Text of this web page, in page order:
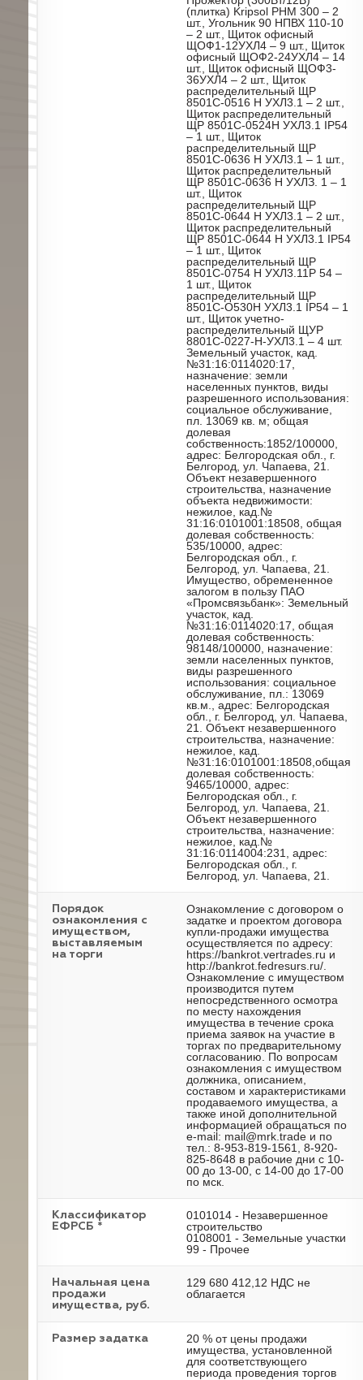
(плитка) Kripsol РНМ 300 – 2
шт., Угольник 90 НПВХ 110-10
– 2 шт., Щиток офисный
ЩОФ1-12УХЛ4 – 9 шт., Щиток
офисный ЩОФ2-24УХЛ4 – 14
шт., Щиток офисный ЩОФ3-
36УХЛ4 – 2 шт., Щиток
распределительный ЩР
8501С-0516 Н УХЛ3.1 – 2 шт.,
Щиток распределительный
ЩР 8501С-0524Н УХЛ3.1 IP54
– 1 шт., Щиток
распределительный ЩР
8501С-0636 Н УХЛ3.1 – 1 шт.,
Щиток распределительный
ЩР 8501С-0636 Н УХЛЗ. 1 – 1
шт., Щиток
распределительный ЩР
8501С-0644 Н УХЛ3.1 – 2 шт.,
Щиток распределительный
ЩР 8501С-0644 Н УХЛ3.1 IP54
– 1 шт., Щиток
распределительный ЩР
8501С-0754 Н УХЛ3.11Р 54 –
1 шт., Щиток
распределительный ЩР
8501С-О530Н УХЛ3.1 IP54 – 1
шт., Щиток учетно-
распределительный ЩУР
8801С-0227-Н-УХЛ3.1 – 4 шт.
Земельный участок, кад.
№31:16:0114020:17,
назначение: земли
населенных пунктов, виды
разрешенного использования:
социальное обслуживание,
пл. 13069 кв. м; общая
долевая
собственность:1852/100000,
адрес: Белгородская обл., г.
Белгород, ул. Чапаева, 21.
Объект незавершенного
строительства, назначение
объекта недвижимости:
нежилое, кад.№
31:16:0101001:18508, общая
долевая собственность:
535/10000, адрес:
Белгородская обл., г.
Белгород, ул. Чапаева, 21.
Имущество, обремененное
залогом в пользу ПАО
«Промсвязьбанк»: Земельный
участок, кад.
№31:16:0114020:17, общая
долевая собственность:
98148/100000, назначение:
земли населенных пунктов,
виды разрешенного
использования: социальное
обслуживание, пл.: 13069
кв.м., адрес: Белгородская
обл., г. Белгород, ул. Чапаева,
21. Объект незавершенного
строительства, назначение:
нежилое, кад.
№31:16:0101001:18508,общая
долевая собственность:
9465/10000, адрес:
Белгородская обл., г.
Белгород, ул. Чапаева, 21.
Объект незавершенного
строительства, назначение:
нежилое, кад.№
31:16:0114004:231, адрес:
Белгородская обл., г.
Белгород, ул. Чапаева, 21.
Порядок
ознакомления с
имуществом,
выставляемым
на торги
Ознакомление с договором о
задатке и проектом договора
купли-продажи имущества
осуществляется по адресу:
https://bankrot.vertrades.ru и
http://bankrot.fedresurs.ru/.
Ознакомление с имуществом
производится путем
непосредственного осмотра
по месту нахождения
имущества в течение срока
приема заявок на участие в
торгах по предварительному
согласованию. По вопросам
ознакомления с имуществом
должника, описанием,
составом и характеристиками
продаваемого имущества, а
также иной дополнительной
информацией обращаться по
e-mail: mail@mrk.trade и по
тел.: 8-953-819-1561, 8-920-
825-8648 в рабочие дни с 10-
00 до 13-00, с 14-00 до 17-00
по мск.
Классификатор
ЕФРСБ *
0101014 - Незавершенное
строительство
0108001 - Земельные участки
99 - Прочее
Начальная цена
продажи
имущества, руб.
129 680 412,12 НДС не
облагается
Размер задатка
20 % от цены продажи
имущества, установленной
для соответствующего
периода проведения торгов